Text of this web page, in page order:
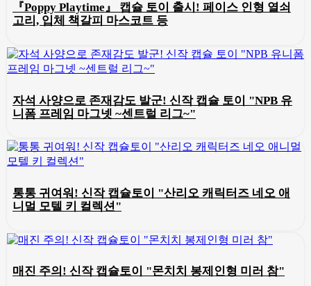
『Poppy Playtime』 캡슐 토이 출시! 페이스 인형 열쇠
고리, 입체 책갈피 마스코트 등
자석 사양으로 존재감도 발군! 신작 캡슐 토이 "NPB 유
니폼 프레임 마그넷 ~센트럴 리그~"
통통 귀여워! 신작 캡슐토이 "산리오 캐릭터즈 네오 애
니멀 모텔 키 컬렉션"
매진 주의! 신작 캡슐토이 "몬치치 봉제인형 미러 참"